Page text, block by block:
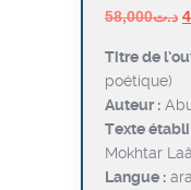
د.ت58,000
Titre de
poétique)
Auteur :
Texte établi
Mokhtar
Langue :